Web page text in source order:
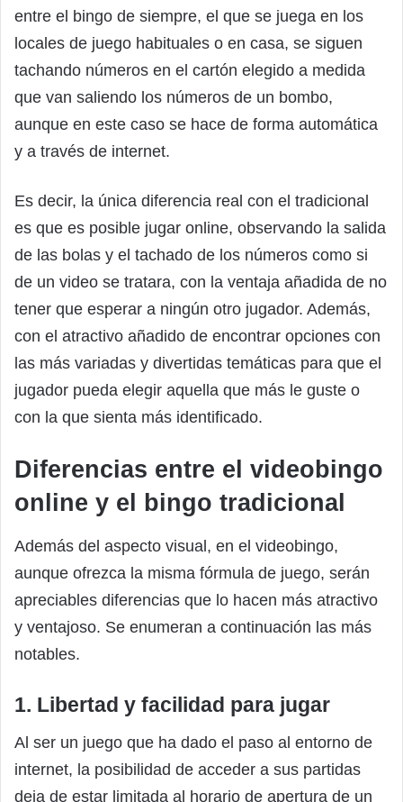
entre el bingo de siempre, el que se juega en los
locales de juego habituales o en casa, se siguen
tachando números en el cartón elegido a medida
que van saliendo los números de un bombo,
aunque en este caso se hace de forma automática
y a través de internet.
Es decir, la única diferencia real con el tradicional
es que es posible jugar online, observando la salida
de las bolas y el tachado de los números como si
de un video se tratara, con la ventaja añadida de no
tener que esperar a ningún otro jugador. Además,
con el atractivo añadido de encontrar opciones con
las más variadas y divertidas temáticas para que el
jugador pueda elegir aquella que más le guste o
con la que sienta más identificado.
Diferencias entre el videobingo
online y el bingo tradicional
Además del aspecto visual, en el videobingo,
aunque ofrezca la misma fórmula de juego, serán
apreciables diferencias que lo hacen más atractivo
y ventajoso. Se enumeran a continuación las más
notables.
1. Libertad y facilidad para jugar
Al ser un juego que ha dado el paso al entorno de
internet, la posibilidad de acceder a sus partidas
deja de estar limitada al horario de apertura de un